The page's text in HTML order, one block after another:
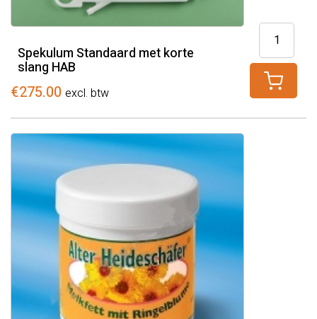
Spekulum Standaard met korte
slang HAB
€275.00 excl. btw
Spekulum
Standaard
met
korte